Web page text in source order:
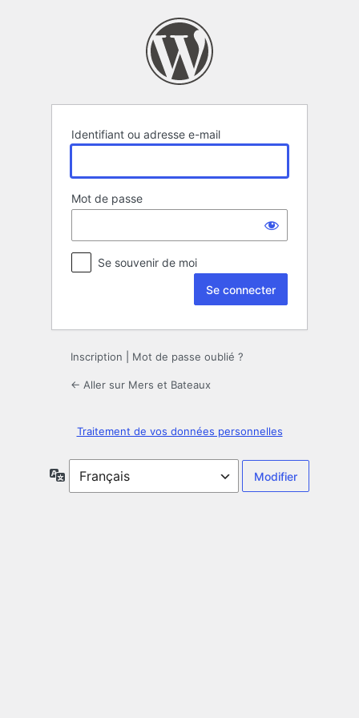
Identifiant ou adresse e-mail
Mot de passe
Se souvenir de moi
Inscription Mot de passe oublié ?
← Aller sur Mers et Bateaux
Traitement de vos données personnelles
Langue